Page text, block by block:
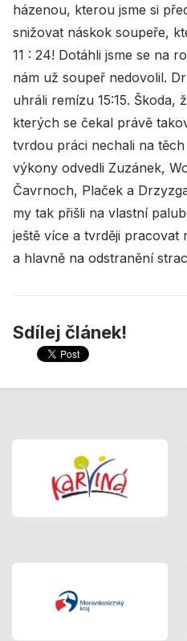
házenou, kterou jsme si
snižovat náskok soupeře,
11 : 24! Dotáhli jsme se na
nám už soupeř nedovolil.
uhráli remízu 15:15. Škoda,
kterých se čekal právě
tvrdou práci nechali na
výkony odvedli Zuzánek,
Čavrnoch, Plaček a
my tak přišli na vlastní
ještě více a tvrději pracovat
a hlavně na odstranění
Sdílej článek!